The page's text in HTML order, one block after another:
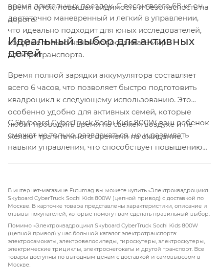
время суток, повышая видимость и безопасность на
дороге.
время длительных поездок. С весом всего 68 кг он
достаточно маневренный и легкий в управлении,
что идеально подходит для юных исследователей,
которые только начинают осваивать мир
электротранспорта.
Идеальный выбор для активных
детей
Время полной зарядки аккумулятора составляет
всего 6 часов, что позволяет быстро подготовить
квадроцикл к следующему использованию. Это
особенно удобно для активных семей, которые
любят проводить время на свежем воздухе и не
желают тратить много времени на ожидание.
С Skyboard CyberTruck Sochi Kids 800W ваш ребенок
сможет не только развлекаться, но и развивать
навыки управления, что способствует повышению
исследовать окружающий мир с удовольствием.
В интернет-магазине Futumag вы можете купить «Электроквадроцикл
Skyboard CyberTruck Sochi Kids 800W (цепной привод) с доставкой по
Москве. В карточке товара представлены характеристики, описание и
отзывы покупателей, которые помогут вам сделать правильный выбор.
Помимо «Электроквадроцикл Skyboard CyberTruck Sochi Kids 800W
(цепной привод) у нас большой каталог электротранспорта:
электросамокаты, электровелосипеды, гироскутеры, электроскутеры,
электрические трициклы, электроснегокаты и другой транспорт. Все
товары доступны по выгодным ценам с доставкой и самовывозом в
Москве.